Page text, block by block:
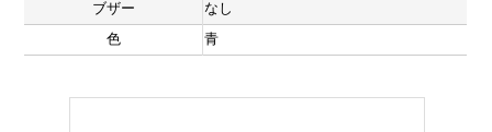
ブザー
なし
色
青